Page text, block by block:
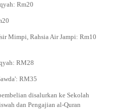
Rm20
Mimpi, Rahsia Air Jampi: Rm10
RM28
RM35
disalurkan ke Sekolah
dan Pengajian al-Quran